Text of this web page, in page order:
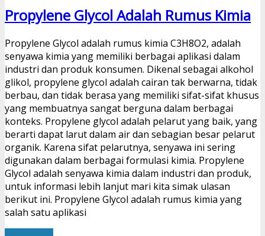
Propylene Glycol Adalah Rumus Kimia
Propylene Glycol adalah rumus kimia C3H8O2, adalah
senyawa kimia yang memiliki berbagai aplikasi dalam
industri dan produk konsumen. Dikenal sebagai alkohol
glikol, propylene glycol adalah cairan tak berwarna, tidak
berbau, dan tidak berasa yang memiliki sifat-sifat khusus
yang membuatnya sangat berguna dalam berbagai
konteks. Propylene glycol adalah pelarut yang baik, yang
berarti dapat larut dalam air dan sebagian besar pelarut
organik. Karena sifat pelarutnya, senyawa ini sering
digunakan dalam berbagai formulasi kimia. Propylene
Glycol adalah senyawa kimia dalam industri dan produk,
untuk informasi lebih lanjut mari kita simak ulasan
berikut ini. Propylene Glycol adalah rumus kimia yang
salah satu aplikasi